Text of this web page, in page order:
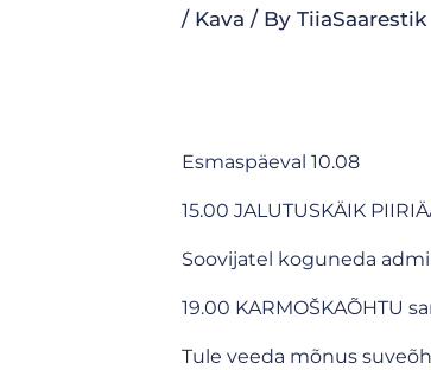
/ Kava / By TiiaSaarestik
Esmaspäeval 10.08
15.00 JALUTUSKÄIK
Soovijatel koguneda
19.00 KARMOŠKAÕHTU
Tule veeda mõnus